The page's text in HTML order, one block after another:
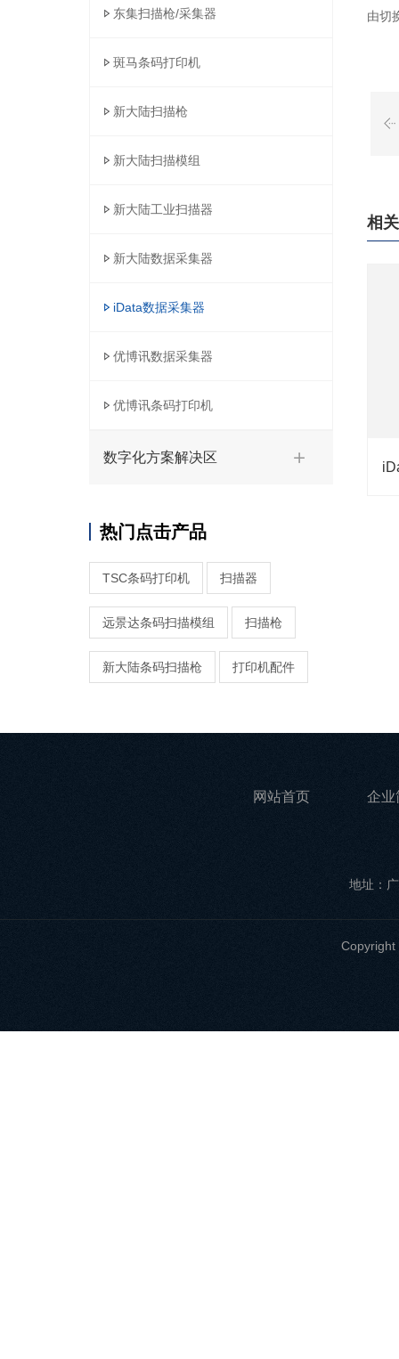
东集扫描枪/采集器
斑马条码打印机
新大陆扫描枪
新大陆扫描模组
新大陆工业扫描器
新大陆数据采集器
iData数据采集器
优博讯数据采集器
优博讯条码打印机
数字化方案解决区
热门点击产品
TSC条码打印机 扫描器
远景达条码扫描模组 扫描枪
新大陆条码扫描枪 打印机配件
由切
相
网站首页 企业
地址：